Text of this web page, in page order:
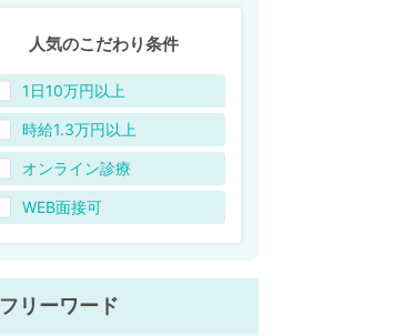
人気のこだわり条件
1日10万円以上
時給1.3万円以上
オンライン診療
WEB面接可
フリーワード